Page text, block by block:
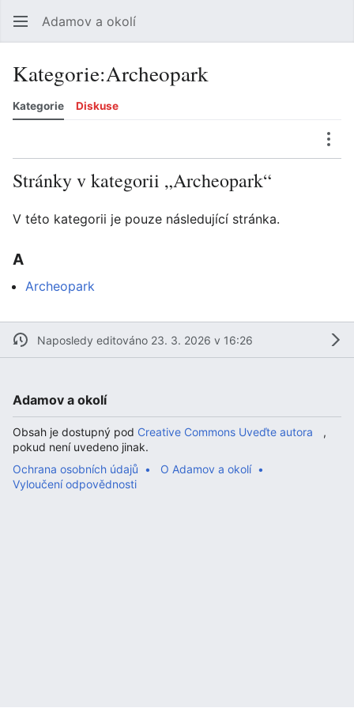
Adamov a okolí
Kategorie:Archeopark
Kategorie Diskuse
Zobrazit zdrojVíce
Stránky v kategorii „Archeopark“
V této kategorii je pouze následující stránka.
A
Archeopark
Naposledy editováno 23. 3. 2026 v 16:26
Adamov a okolí
Obsah je dostupný pod Creative Commons Uveďte autora
,
pokud není uvedeno jinak.
Ochrana osobních údajů
O Adamov a okolí
Vyloučení odpovědnosti